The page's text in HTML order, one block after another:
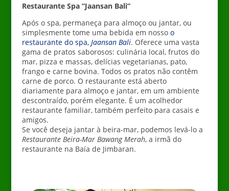
Restaurante Spa “Jaansan Bali”
Após o spa, permaneça para almoço ou jantar, ou
simplesmente tome uma bebida em nosso o
restaurante do spa, Jaansan Bali. Oferece uma vasta
gama de pratos saborosos: culinária local, frutos do
mar, pizza e massas, delícias vegetarianas, pato,
frango e carne bovina. Todos os pratos não contêm
carne de porco. O restaurante está aberto
diariamente para almoço e jantar, em um ambiente
descontraído, porém elegante. É um acolhedor
restaurante familiar, também perfeito para casais e
amigos.
Se você deseja jantar à beira-mar, podemos levá-lo a
Restaurante Beira-Mar Bawang Merah, a irmã do
restaurante na Baía de Jimbaran.